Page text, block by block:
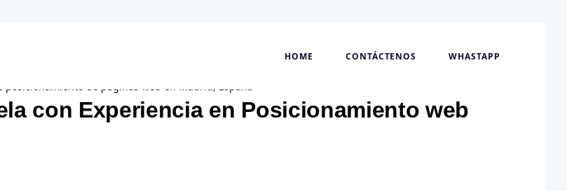
HOME CONTÁCTENOS WHASTAPP
con Experiencia en Posicionamiento web